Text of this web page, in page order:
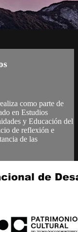
como parte de
en Estudios
y Educación del
de reflexión e
de las